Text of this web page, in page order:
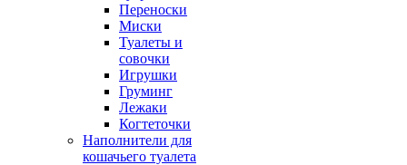
Переноски
Миски
Туалеты и
совочки
Игрушки
Груминг
Лежаки
Когтеточки
Наполнители для
кошачьего туалета